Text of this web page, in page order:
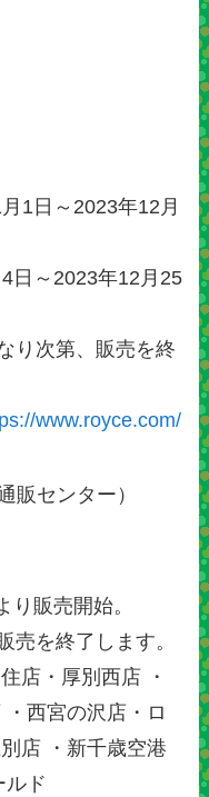
1日～2023年12月
日～2023年12月25
り次第、販売を終
www.royce.com/
販センター）
販売開始。
を終了します。
店・厚別西店 ・
西宮の沢店・ロ
店 ・新千歳空港
ルド